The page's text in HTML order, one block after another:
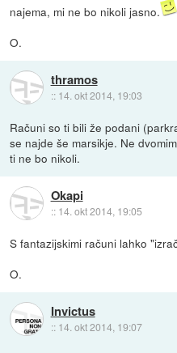
najema, mi ne bo nikoli jasno.
O.
thramos
:: 14. okt 2014, 19:03
Računi so ti bili že podani
se najde še marsikje. Ne
ti ne bo nikoli.
Okapi
:: 14. okt 2014, 19:05
S fantazijskimi računi lahko
O.
Invictus
:: 14. okt 2014, 19:07